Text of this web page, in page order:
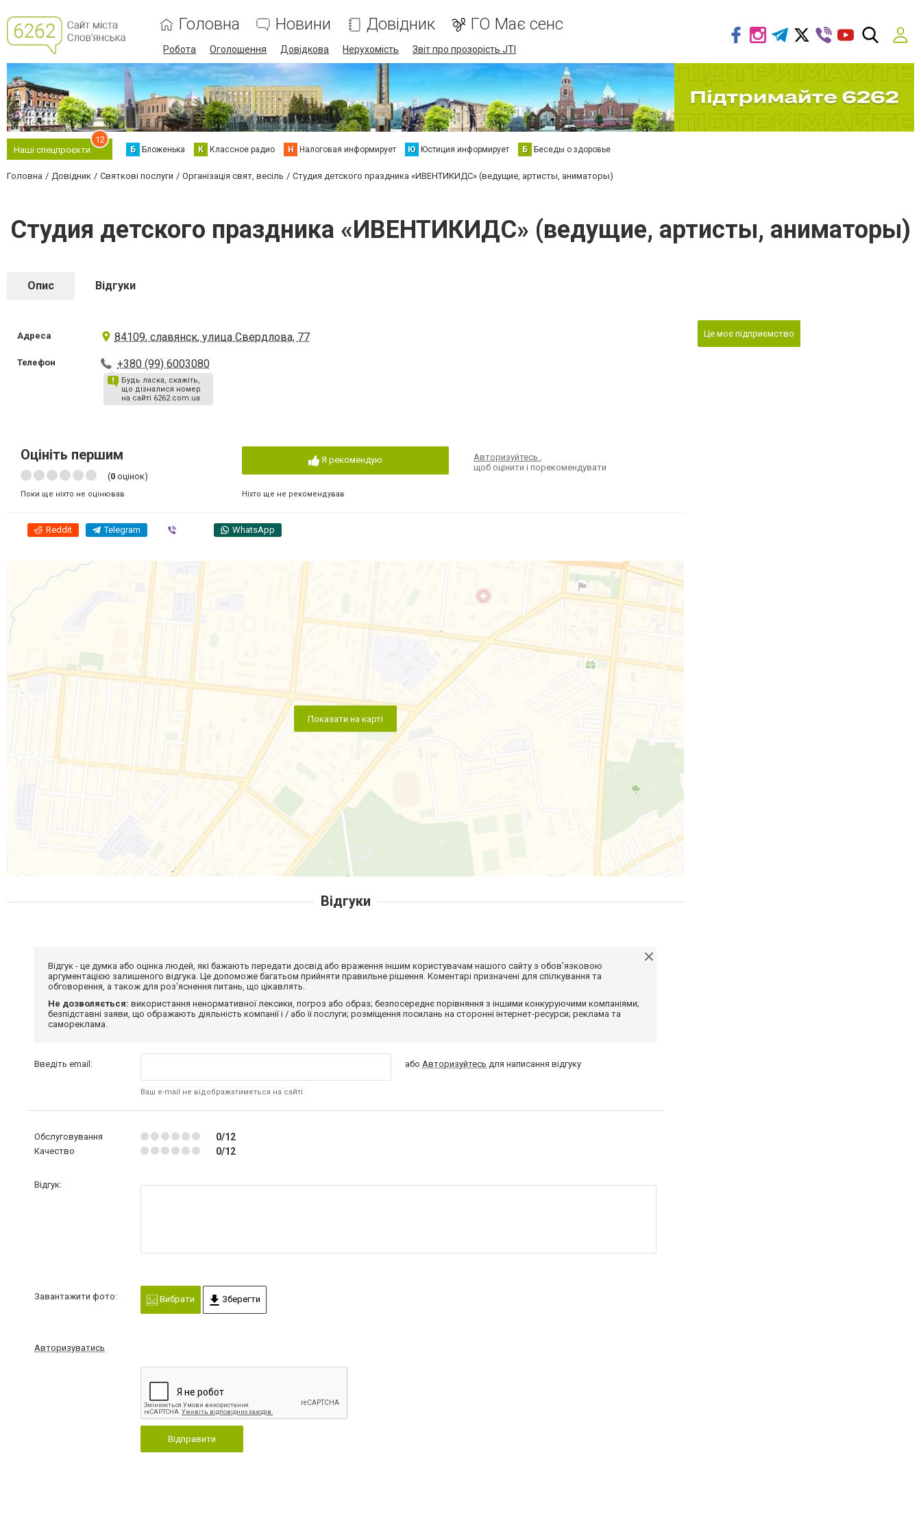
Головна Новини Довідник ГО Має сенс
Робота Оголошення Довідкова Нерухомість Звіт про прозорість JTI
Наші спецпроєкти
12
Б Бложенька К Классное радио Н Налоговая информирует Ю Юстиция информирует Б Беседы о здоровье
Головна Довідник Святкові послуги Організація свят, весіль Студия детского праздника «ИВЕНТИКИДС» (ведущие, артисты, аниматоры)
Студия детского праздника «ИВЕНТИКИДС» (ведущие, артисты, аниматоры)
Опис Відгуки
Адреса 84109, славянск, улица Свердлова, 77
Телефон +380 (99) 6003080
Будь ласка, скажіть,
що дізналися номер
на сайті 6262.com.ua
Оцініть першим
(0 оцінок)
Поки ще ніхто не оцінював
Я рекомендую
Ніхто ще не рекомендував
Авторизуйтесь,
щоб оцінити і порекомендувати
Reddit Telegram WhatsApp
Показати на карті
Це моє підприємство
Відгуки
Відгук - це думка або оцінка людей, які бажають передати досвід або враження іншим користувачам нашого сайту з обов'язковою
аргументацією залишеного відгука. Це допоможе багатьом прийняти правильне рішення. Коментарі призначені для спілкування та
обговорення, а також для роз'яснення питань, що цікавлять.
Не дозволяється: використання ненормативної лексики, погроз або образ; безпосереднє порівняння з іншими конкуруючими компаніями;
безпідставні заяви, що ображають діяльність компанії і / або її послуги; розміщення посилань на сторонні інтернет-ресурси; реклама та
самореклама.
Введіть email:
Ваш e-mail не відображатиметься на сайті
абоАвторизуйтесь для написання відгуку
Обслуговування 0/12
Качество 0/12
Відгук:
Завантажити фото: Вибрати Зберегти
Авторизуватись
Відправити